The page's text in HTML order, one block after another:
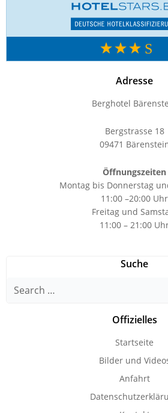
Adresse
Berghotel
Bergstrasse 18
09471
Öffnungszeiten
Montag bis Donnerstag
11:00 –20:00 Uhr
Freitag und
11:00 – 21:00
Suche
Search
Offizielles
Startseite
Bilder und
Anfahrt